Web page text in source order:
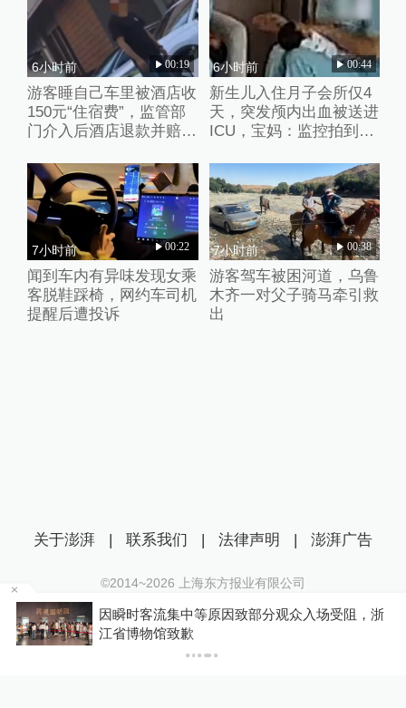
6小时前 00:19
游客睡自己车里被酒店收
150元“住宿费”，监管部
门介入后酒店退款并赔偿
6小时前 00:44
新生儿入住月子会所仅4
天，突发颅内出血被送进
ICU，宝妈：监控拍到护
7小时前 00:22
闻到车内有异味发现女乘
客脱鞋踩椅，网约车司机
提醒后遭投诉
7小时前 00:38
游客驾车被困河道，乌鲁
木齐一对父子骑马牵引救
出
因瞬时客流集中等原因致部分观众入场受阻，浙
江省博物馆致歉
关于澎湃 | 联系我们 | 法律声明 | 澎湃广告
©2014~2026 上海东方报业有限公司
沪ICP证：沪B2-20170116 | 沪ICP备14003370号
互联网新闻信息服务许可证：31120170006
沪公网安备 31010602000299号